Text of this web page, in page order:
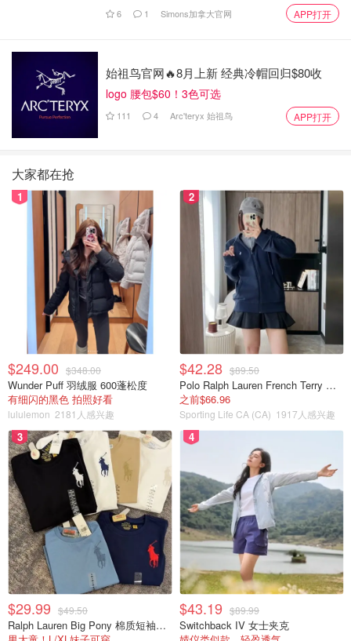
6 1 Simons加拿大官网 APP打开
始祖鸟官网🔥8月上新 经典冷帽回归$80收
logo 腰包$60！3色可选
111 4 Arc'teryx 始祖鸟 APP打开
大家都在抢
1
$249.00 $348.00
Wunder Puff 羽绒服 600蓬松度
有细闪的黑色 拍照好看
lululemon 2181人感兴趣
2
$42.28 $89.50
Polo Ralph Lauren French Terry 女童连帽卫衣 7-16码
之前$66.96
Sporting Life CA (CA) 1917人感兴趣
3
$29.99 $49.50
Ralph Lauren Big Pony 棉质短袖T恤
4
$43.19 $89.99
Switchback IV 女士夹克